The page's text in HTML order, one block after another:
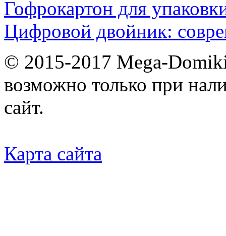
Гофрокартон для
Цифровой двойник:
© 2015-2017 Mega-
возможно только при
сайт.
Карта сайта